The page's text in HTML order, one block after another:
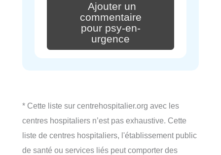
Ajouter un
commentaire
pour psy-en-
urgence
* Cette liste sur centrehospitalier.org avec les
centres hospitaliers n’est pas exhaustive. Cette
liste de centres hospitaliers, l'établissement public
de santé ou services liés peut comporter des